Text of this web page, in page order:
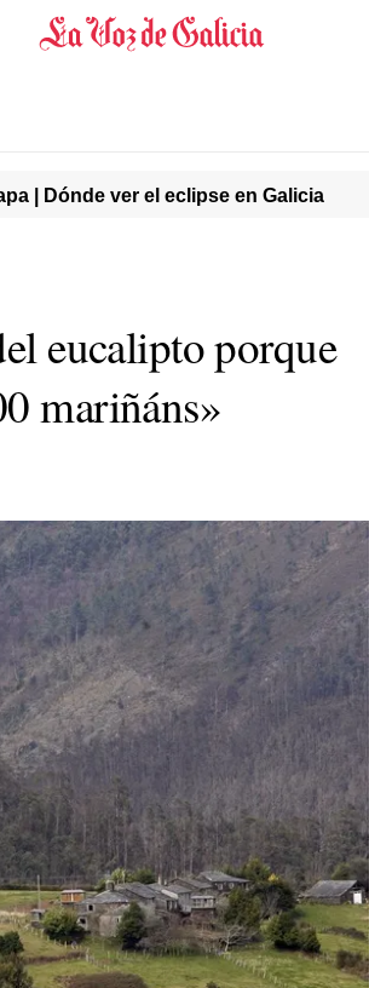
| Dónde ver el eclipse en Galicia
eucalipto porque
mariñáns»